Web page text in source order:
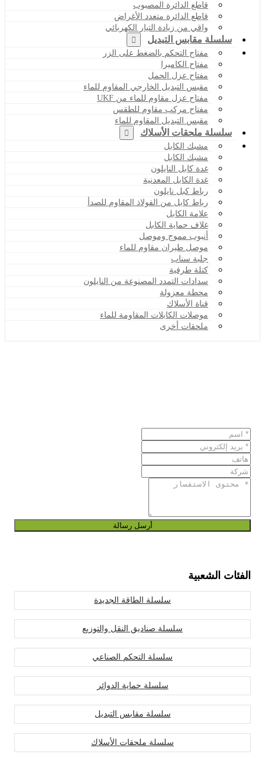
قاطع الدائرة المصبوب
قاطع الدائرة متعدد الأغراض
واقي من زيادة التيار الكهربائي
سلسلة مقابس التبديل
مفتاح التحكم بالضغط على الزر
مفتاح الكاميرا
مفتاح عزل الحمل
مقبس التبديل الخارجي المقاوم للماء
مفتاح عزل مقاوم للماء من UKF
مفتاح مركب مقاوم للطقس
مقبس التبديل المقاوم للماء
سلسلة ملحقات الأسلاك
مشبك الكابل
مشبك الكابل
غدة كابل النايلون
غدة الكابل المعدنية
رباط كبل نايلون
رباط كابل من الفولاذ المقاوم للصدأ
علامة الكابل
غلاف حماية الكابل
أنبوب مموج وموصل
موصل طيران مقاوم للماء
جلبة سناب
كتلة طرفية
سدادات التمدد المصنوعة من النايلون
محطة معزولة
قناة الأسلاك
موصلات الكابلات المقاومة للماء
ملحقات أخرى
أرسل رسالة
الفئات الشعبية
سلسلة الطاقة الجديدة
سلسلة صناديق النقل والتوزيع
سلسلة التحكم الصناعي
سلسلة حماية الدوائر
سلسلة مقابس التبديل
سلسلة ملحقات الأسلاك